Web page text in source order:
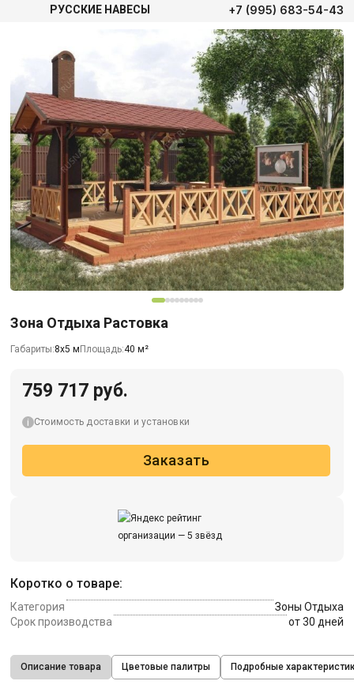
РУССКИЕ НАВЕСЫ +7 (995) 683-54-43
Зона Отдыха Растовка
Габариты:8х5 м Площадь:40 м²
Коротко о товаре:
Категория
Зоны Отдыха
Срок производства
от 30 дней
759 717 руб.
Стоимость доставки и установки
Заказать
Описание товара Цветовые палитры Подробные